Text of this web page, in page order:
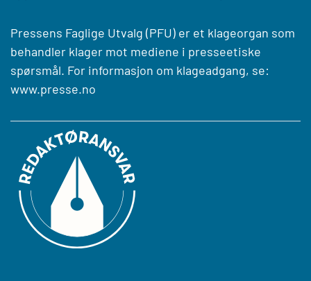
Pressens Faglige Utvalg (PFU) er et klageorgan som
behandler klager mot mediene i presseetiske
spørsmål. For informasjon om klageadgang, se:
www.presse.no